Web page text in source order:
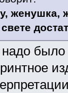
женушка,
было